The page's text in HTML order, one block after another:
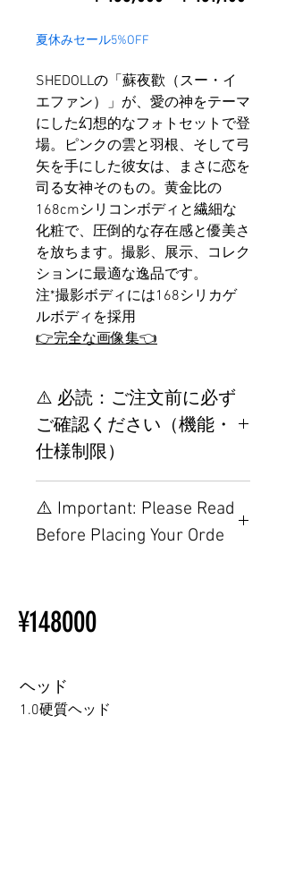
格
格
夏休みセール5%OFF
SHEDOLLの「蘇夜歡（スー・イ
エファン）」が、愛の神をテーマ
にした幻想的なフォトセットで登
場。ピンクの雲と羽根、そして弓
矢を手にした彼女は、まさに恋を
司る女神そのもの。黄金比の
168cmシリコンボディと繊細な
化粧で、圧倒的な存在感と優美さ
を放ちます。撮影、展示、コレク
ションに最適な逸品です。
注*撮影ボディには168シリカゲ
ルボディを採用
👉完全な画像集👈
⚠️ 必読：ご注文前に必ず
ご確認ください（機能・
仕様制限）
置制限について
その他の配置はTPEに関連し
ラブドール購入前に知ってお
⚠️ Important: Please Read
Before Placing Your Orde
Ordering
Other configurations are related
following webpage.
Beginner’s Purchase Guide
¥148000
ヘッド
1.0硬質ヘッド